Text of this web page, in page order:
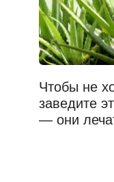
Чтобы не
заведите
— они